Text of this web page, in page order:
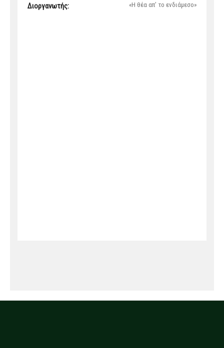
Διοργανωτής: «Η θέα απ’ το ενδιάμεσο»